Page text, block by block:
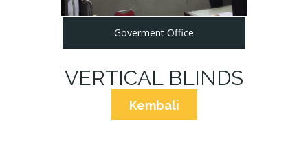
Goverment Office
VERTICAL BLINDS
Kembali